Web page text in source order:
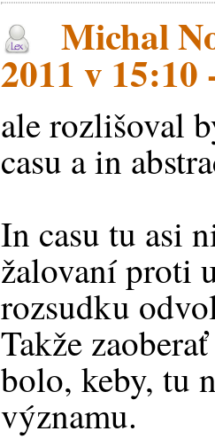
Michal
2011 v
ale rozlišoval
casu a in
In casu tu asi
žalovaní proti
rozsudku
Takže
bolo, keby, tu
významu.